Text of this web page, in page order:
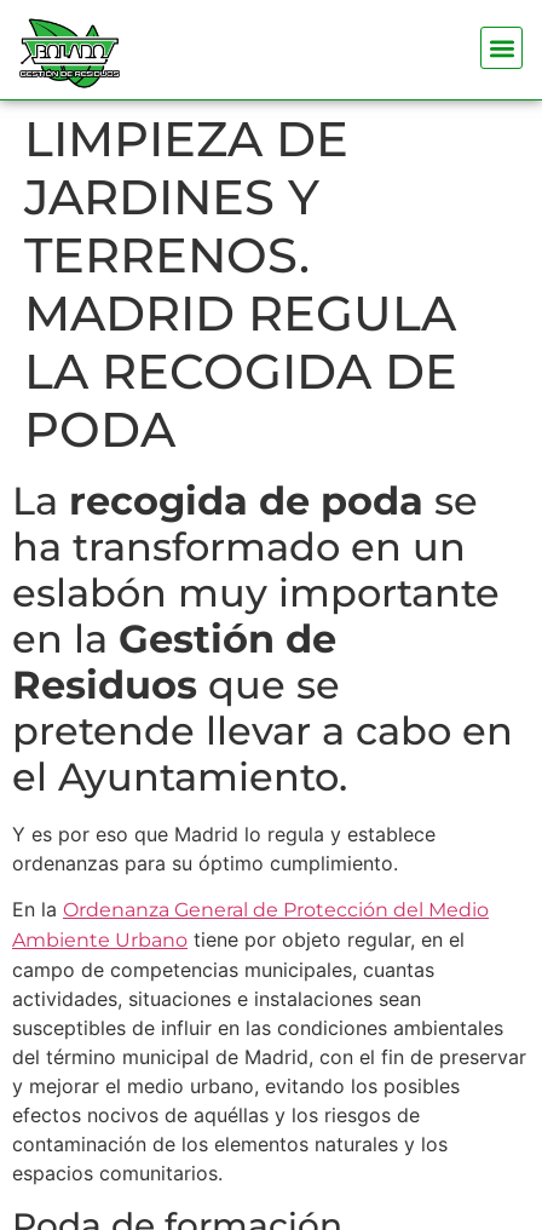
LIMPIEZA DE
JARDINES Y
TERRENOS.
MADRID REGULA
LA RECOGIDA DE
PODA
La recogida de poda se
ha transformado en un
eslabón muy importante
en la Gestión de
Residuos que se
pretende llevar a cabo en
el Ayuntamiento.
Y es por eso que Madrid lo regula y establece
ordenanzas para su óptimo cumplimiento.
En la Ordenanza General de Protección del Medio
Ambiente Urbano tiene por objeto regular, en el
campo de competencias municipales, cuantas
actividades, situaciones e instalaciones sean
susceptibles de influir en las condiciones ambientales
del término municipal de Madrid, con el fin de preservar
y mejorar el medio urbano, evitando los posibles
efectos nocivos de aquéllas y los riesgos de
contaminación de los elementos naturales y los
espacios comunitarios.